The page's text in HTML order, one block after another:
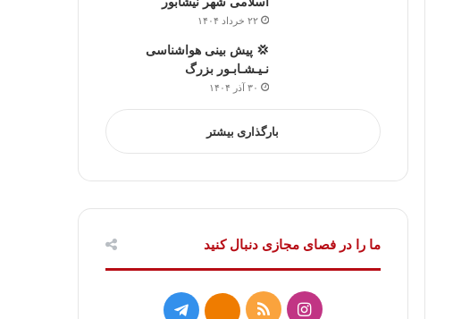
۲۲ خرداد ۱۴۰۴
💢 پیش بینی هواشناسی
نـیـشـابـور بزرگ
۳۰ آذر ۱۴۰۴
بارگذاری بیشتر
ما را در فصای مجازی دنبال کنید
ا
خ